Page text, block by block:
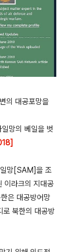
의 대공포망을
망의 베일을 벗
일망[SAM]을 조
이라크의 지대공
은 대공방어망
로 북한의 대공방